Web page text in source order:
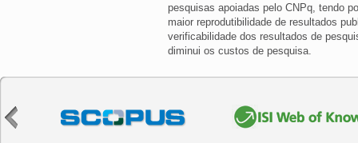
pesquisas apoiadas pelo CNPq, tendo
maior reprodutibilidade de resultados
verificabilidade dos resultados de
diminui os custos de pesquisa.